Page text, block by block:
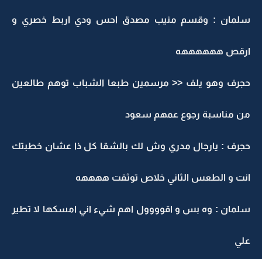
سلمان : وقسم منيب مصدق احس ودي اربط خصري و
ارقص ههههههه
حجرف وهو يلف << مرسمين طبعا الشباب توهم طالعين
من مناسبة رجوع عمهم سعود
حجرف : يارجال مدري وش لك بالشقا كل ذا عشان خطبتك
انت و الطعس الثاني خلاص توثقت ههههه
سلمان : وه بس و اقوووول اهم شيء اني امسكها لا تطير
علي